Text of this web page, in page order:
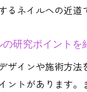
ネイル研究で美
両立するネイル
るネイルへの近道
研究ポイントを
ザインや施術方法
ントがあります。